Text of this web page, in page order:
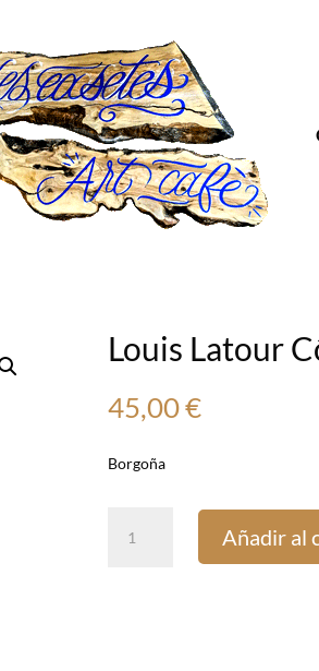
Louis Latour
45,00€
Borgoña
Latour
Añadir al